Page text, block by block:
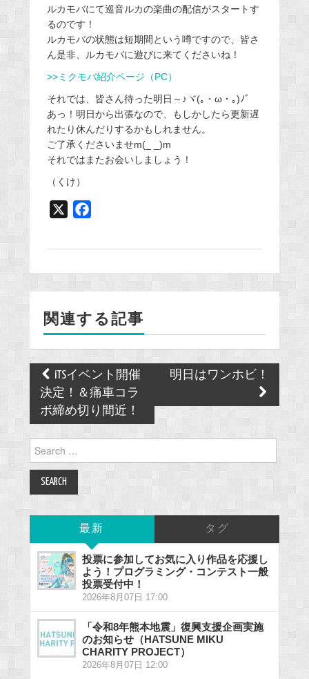
ルカモバにて巡音ルカの楽曲の配信がスタートす
るのです！
ルカモバの状態は短期間という噂ですので、皆さ
ん是非、ルカモバに遊びに来てくださいね！
>>ミクモバ紹介ページ（PC）
それでは、皆さん待った明日～♪ヾ(｡・ω・｡)ﾉﾞ
あっ！明日から出張なので、もしかしたら更新遅
れたり休んだりするかもしれません。
ご了承くださいませm(_ _)m
それではまたお会いしましょう！
（くけ）
o
k
関連する記事
Post
navigation
iTSイベント開催
決定！＆痛車コラ
ボ締め切り間近！
明日はワンホビ！
for:
最新 タグ
投票に参加してお気に入り作品を応援し
よう！プログラミング・コンテスト一般
投票受付中！
2026年8月07日 17:00
「令和8年熊本地震」復興支援企画実施
のお知らせ（HATSUNE MIKU
CHARITY PROJECT）
2026年8月07日 12:00